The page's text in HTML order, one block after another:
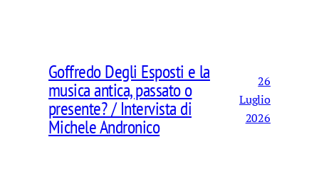
Goffredo Degli Esposti e la
musica antica, passato o
presente? / Intervista di
Michele Andronico
26
Luglio
2026